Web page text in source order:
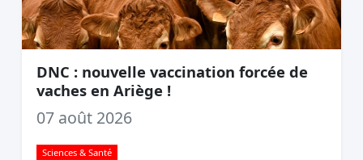
DNC : nouvelle vaccination forcée de
vaches en Ariège !
07 août 2026
Sciences & Santé